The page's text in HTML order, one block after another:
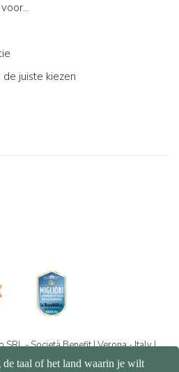
juiste kiezen
- Società Benefit | Verona - Italy |
| Certificazione BIO: IT-BIO-